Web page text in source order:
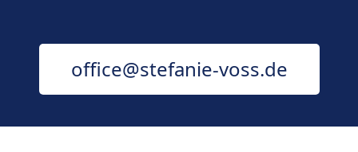
office@stefanie-voss.de